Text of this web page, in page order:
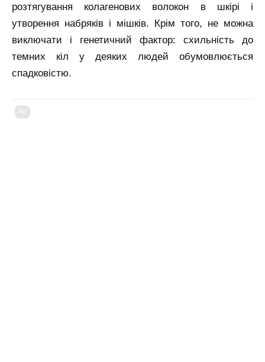
розтягування колагенових волокон в шкірі і
утворення набряків і мішків. Крім того, не можна
виключати і генетичний фактор: схильність до
темних кіл у деяких людей обумовлюється
спадковістю.
Ad